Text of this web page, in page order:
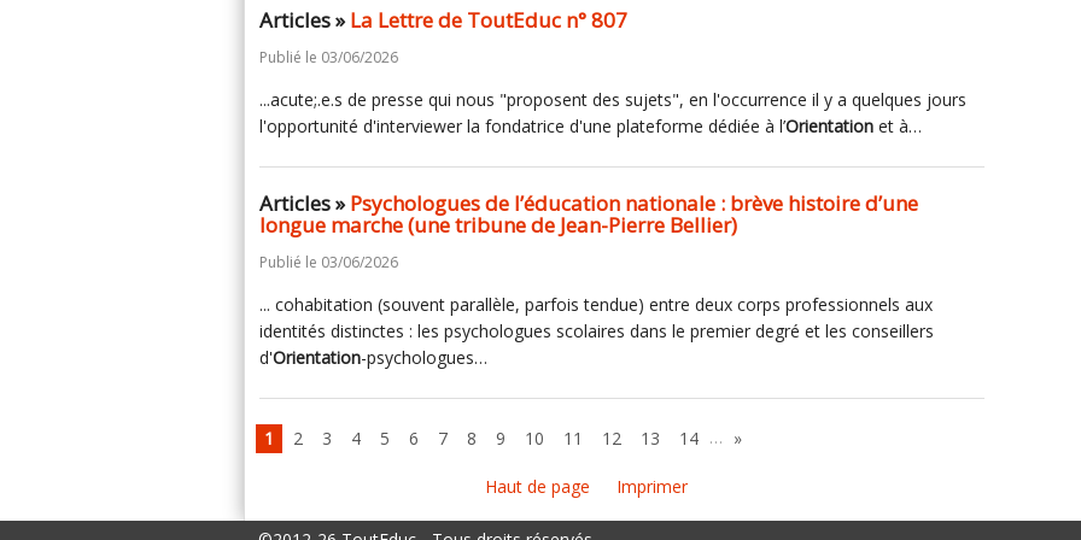
Articles »La Lettre de ToutEduc n° 807
Publié le 03/06/2026
...acute;.e.s de presse qui nous "proposent des sujets", en l'occurrence il y a quelques jours
l'opportunité d'interviewer la fondatrice d'une plateforme dédiée à l’Orientation et à…
Articles »Psychologues de l’éducation nationale : brève histoire d’une
longue marche (une tribune de Jean-Pierre Bellier)
Publié le 03/06/2026
... cohabitation (souvent parallèle, parfois tendue) entre deux corps professionnels aux
identités distinctes : les psychologues scolaires dans le premier degré et les conseillers
d'Orientation-psychologues…
1 2 3 4 5 6 7 8 9 10 11 12 13 14 … »
Haut de page Imprimer